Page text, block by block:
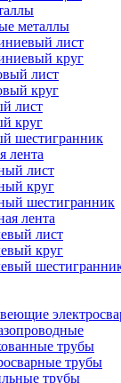
металлы
лист
круг
лист
круг
лист
круг
шестигранник
лента
лист
круг
шестигранник
лента
лист
круг
трубы
трубы
трубы